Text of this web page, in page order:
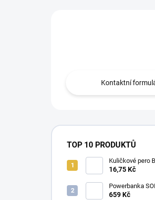
Kontaktní
TOP 10 PRODUKTŮ
Kuličkové pero
16,75 Kč
Powerbanka
659 Kč